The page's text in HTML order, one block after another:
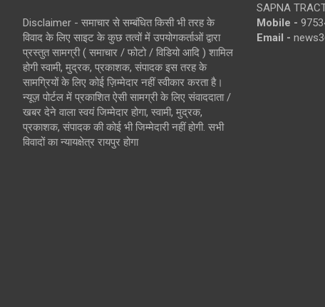
Disclaimer - समाचार से सम्बंधित किसी भी तरह के
विवाद के लिए साइट के कुछ तत्वों में उपयोगकर्ताओं द्वारा
प्रस्तुत सामग्री ( समाचार / फोटो / विडियो आदि ) शामिल
होगी स्वामी, मुद्रक, प्रकाशक, संपादक इस तरह के
सामग्रियों के लिए कोई ज़िम्मेदार नहीं स्वीकार करता है।
न्यूज़ पोर्टल में प्रकाशित ऐसी सामग्री के लिए संवाददाता /
खबर देने वाला स्वयं जिम्मेदार होगा, स्वामी, मुद्रक,
प्रकाशक, संपादक की कोई भी जिम्मेदारी नहीं होगी. सभी
विवादों का न्यायक्षेत्र रायपुर होगा
SAPNA
Mobile -
Email -